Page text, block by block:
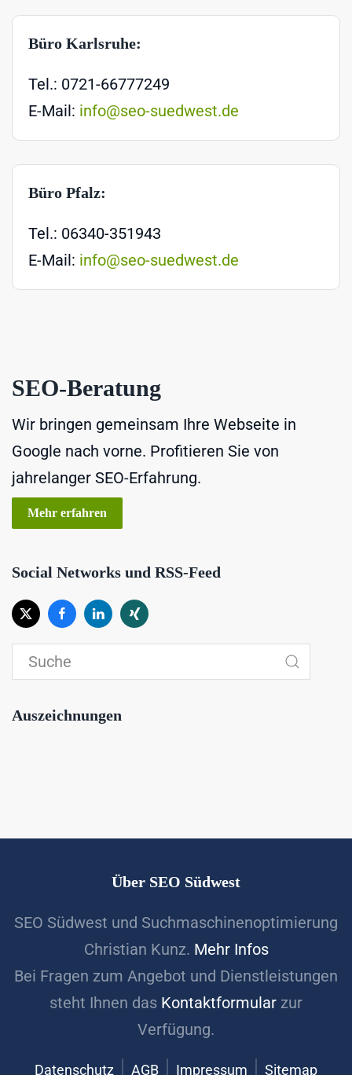
Büro Karlsruhe:
Tel.: 0721-66777249
E-Mail: info@seo-suedwest.de
Büro Pfalz:
Tel.: 06340-351943
E-Mail: info@seo-suedwest.de
SEO-Beratung
Wir bringen gemeinsam Ihre Webseite in
Google nach vorne. Profitieren Sie von
jahrelanger SEO-Erfahrung.
Mehr erfahren
Social Networks und RSS-Feed
Auszeichnungen
Über SEO Südwest
SEO Südwest und Suchmaschinenoptimierung
Christian Kunz. Mehr Infos
Bei Fragen zum Angebot und Dienstleistungen
steht Ihnen das Kontaktformular zur
Verfügung.
Datenschutz AGB Impressum Sitemap